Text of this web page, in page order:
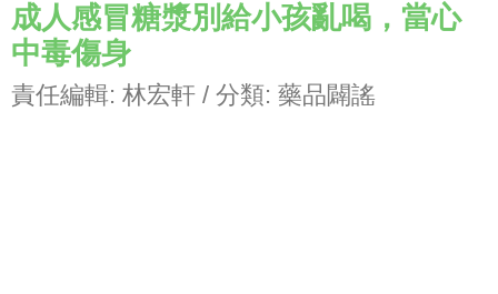
成人感冒糖漿別給小孩亂喝，當心
中毒傷身
責任編輯: 林宏軒 / 分類: 藥品闢謠